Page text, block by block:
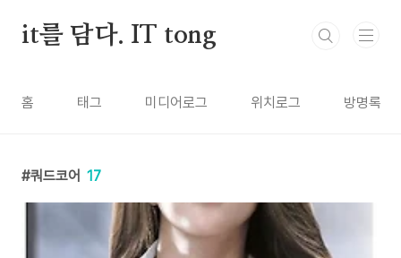
it를 담다. IT tong
홈 태그 미디어로그 위치로그 방명록
쿼드코어 17